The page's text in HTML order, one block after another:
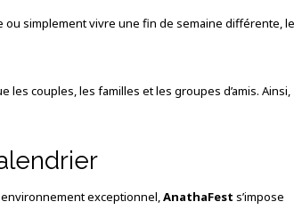
simplement vivre une fin de semaine différente, le
les couples, les familles et les groupes d’amis. Ainsi,
exceptionnel,AnathaFest s’impose